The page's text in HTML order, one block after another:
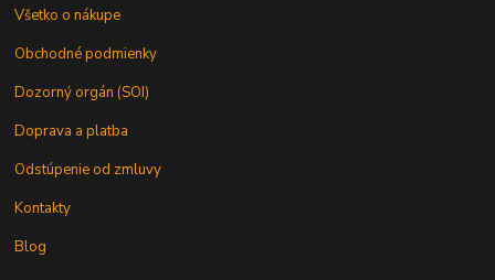
Všetko o nákupe
Obchodné podmienky
Dozorný orgán (SOI)
Doprava a platba
Odstúpenie od zmluvy
Kontakty
Blog